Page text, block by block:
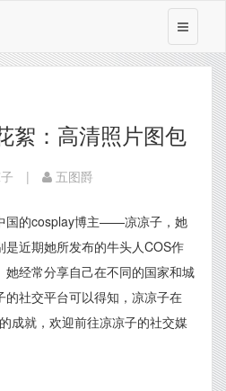
絮：高清照片图包
| 五图爵
国的cosplay博主——凉凉子，她
是近期她所发布的牛头人COS作
经常分享自己在不同的国家和城
社交平台可以得知，凉凉子在
成就，欢迎前往凉凉子的社交媒